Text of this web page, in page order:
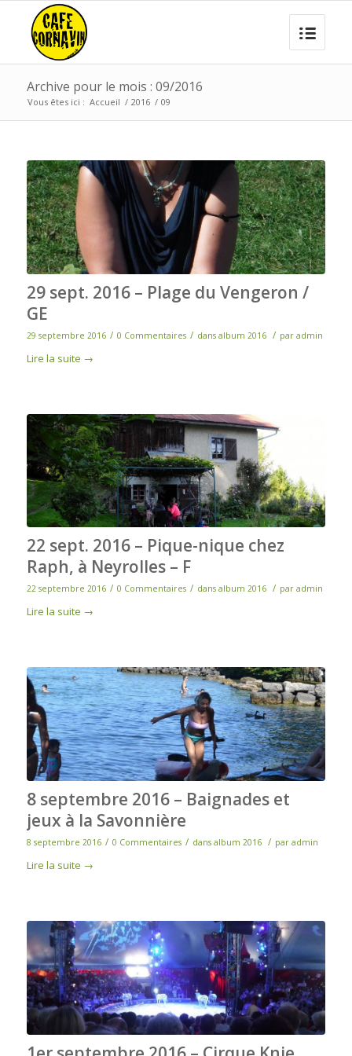
Archive pour le mois : 09/2016
Vous êtes ici : Accueil / 2016 / 09
29 sept. 2016 – Plage du Vengeron /
GE
29 septembre 2016 / 0 Commentaires / dans album 2016 / par admin
Lire la suite →
22 sept. 2016 – Pique-nique chez
Raph, à Neyrolles – F
22 septembre 2016 / 0 Commentaires / dans album 2016 / par admin
Lire la suite →
8 septembre 2016 – Baignades et
jeux à la Savonnière
8 septembre 2016 / 0 Commentaires / dans album 2016 / par admin
Lire la suite →